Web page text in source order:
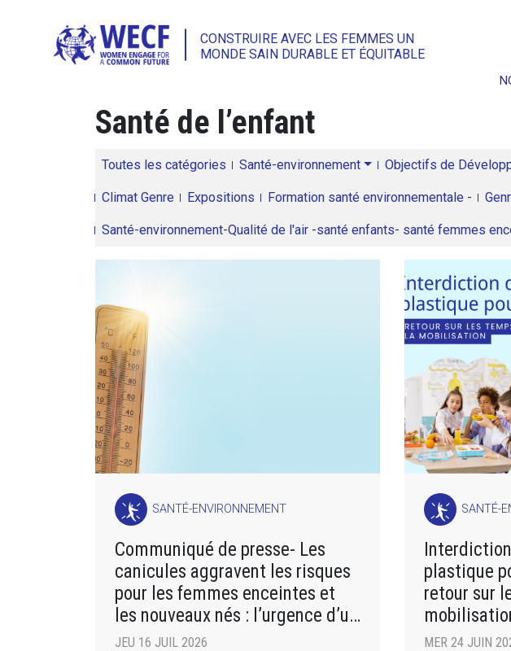
CONSTRUIRE AVEC LES FEMMES UN
MONDE SAIN DURABLE ET ÉQUITABLE
Santé de l’enfant
Toutes les catégories Santé-environnement Objectifs de
Climat Genre Expositions Formation santé environnementale -
Santé-environnement-Qualité de l'air -santé enfants- santé femmes
SANTÉ-ENVIRONNEMENT
Communiqué de presse- Les
canicules aggravent les risques
pour les femmes enceintes et
les nouveaux nés : l’urgence d’un
plan d’adaptation
JEU 16 JUIL 2026
SANTÉ-
plastique
retour sur
MER 24 JUIN